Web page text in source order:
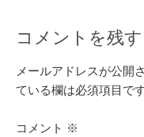
コメントを残す
メールアドレスが公開
ている欄は必須項目で
コメント ※